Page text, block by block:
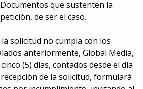
Documentos que sustenten la
petición, de ser el caso.
la solicitud no cumpla con los
anteriormente, Global Media,
(5) días, contados desde el día
de la solicitud, formulará